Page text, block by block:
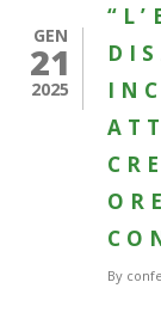
GEN
21
2025
By